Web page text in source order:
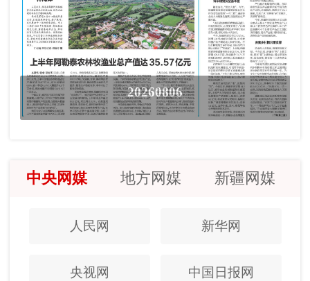
20260806
中央网媒 地方网媒 新疆网媒
人民网 新华网
央视网 中国日报网